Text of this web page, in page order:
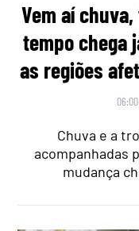
Vem aí
tempo chega
as regiões
Chuva e a
acompanhadas
mudança